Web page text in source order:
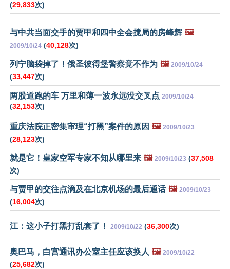
(29,833次)
与中共当面交手的贾甲和四中全会搅局的房峰辉 🖼️
2009/10/24 (40,128次)
列宁脑袋掉了！俄圣彼得堡警察竟不作为 🖼️ 2009/10/24
(33,447次)
两股道跑的车 万里和薄一波永远没交叉点 2009/10/24
(32,153次)
重庆法院正密集审理“打黑”案件的原因 🖼️ 2009/10/23
(28,123次)
就是它！皇家空军专家不知从哪里来 🖼️ 2009/10/23 (37,508
次)
与贾甲的交往点滴及在北京机场的最后通话 🖼️ 2009/10/23
(16,004次)
江：这小子打黑打乱套了！ 2009/10/22 (36,300次)
奥巴马，白宫通讯办公室主任应该换人 🖼️ 2009/10/22
(25,682次)